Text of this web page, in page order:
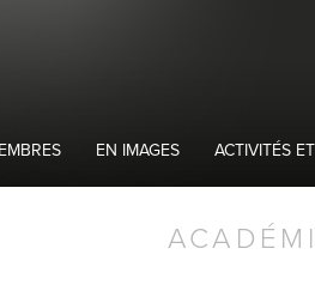
EN IMAGES ACTIVITÉS